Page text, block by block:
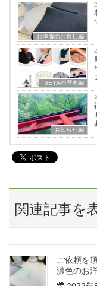
お洋服のお直し編
ISEYAの歴史編
お知らせ編
関連記事を
ご依頼を
濃色のお